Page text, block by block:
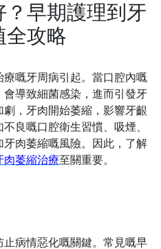
？早期護理到牙
全攻略
嘅牙周病引起。當口腔內嘅
導致細菌感染，進而引發牙
，牙肉開始萎縮，影響牙齦
良嘅口腔衛生習慣、吸煙、
肉萎縮嘅風險。因此，了解
肉萎縮治療至關重要。
病情惡化嘅關鍵。常見嘅早